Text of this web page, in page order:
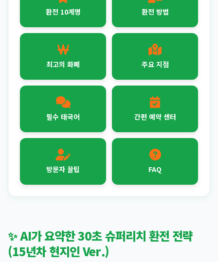
환전 10계명 환전 방법
최고의 화폐 주요 지점
필수 태국어 간편 예약 센터
방문자 꿀팁 FAQ
✨ AI가 요약한 30초 슈퍼리치 환전 전략
(15년차 현지인 Ver.)